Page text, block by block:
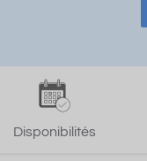
Disponibilités